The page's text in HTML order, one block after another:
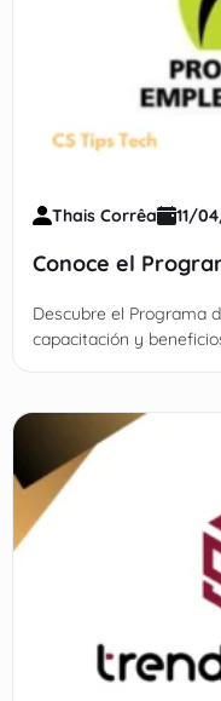
Thais Corrêa 11/
Conoce el
Descubre el Programa
capacitación y